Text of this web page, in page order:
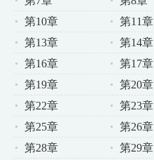
第10章
第11章
第13章
第14章
第16章
第17章
第19章
第20章
第22章
第23章
第25章
第26章
第28章
第29章